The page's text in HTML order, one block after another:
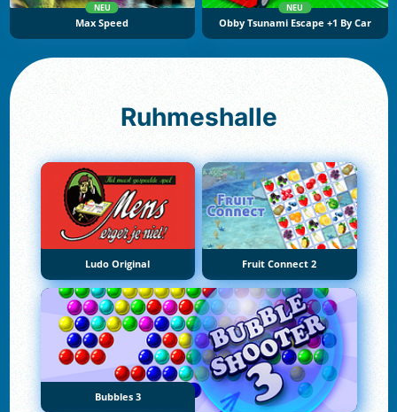
NEU
Max Speed
NEU
Obby Tsunami Escape +1 By Car
Ruhmeshalle
Ludo Original Fruit Connect 2
Bubbles 3